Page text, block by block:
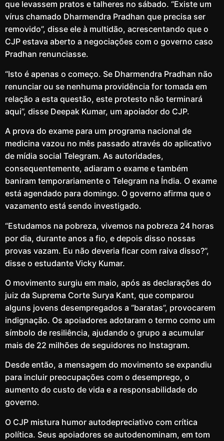
que levassem pratos e talheres no sábado. “Existe um
vírus chamado Dharmendra Pradhan que precisa ser
removido”, disse ele à multidão, acrescentando que o
CJP estava aberto a negociações com o governo caso
Pradhan renunciasse.
“Isto é apenas o começo. Se Dharmendra Pradhan não
renunciar ou se nenhuma providência for tomada em
relação a esta questão, este protesto não terminará
aqui”, disse Deepak Kumar, um apoiador do CJP.
A prova do exame para um programa nacional de
medicina vazou no mês passado através do aplicativo
de mídia social Telegram. As autoridades,
consequentemente, adiaram o exame e também
baniram temporariamente o Telegram na Índia. O exame
está agendado para domingo. O governo afirma que o
vazamento está sendo investigado.
“Estudamos na pobreza, vivemos na pobreza 24 horas
por dia, durante anos a fio, e depois disso nossas
provas vazam. Eu não deveria ficar com raiva disso?”,
disse o estudante Vicky Kumar.
O movimento surgiu em maio, após as declarações do
juiz da Suprema Corte Surya Kant, que comparou
alguns jovens desempregados a “baratas”, provocarem
indignação. Os apoiadores adotaram o termo como um
símbolo de resiliência, ajudando o grupo a acumular
mais de 22 milhões de seguidores no Instagram.
Desde então, a mensagem do movimento se expandiu
para incluir preocupações com o desemprego, o
aumento do custo de vida e a responsabilidade do
governo.
O CJP mistura humor autodepreciativo com crítica
política. Seus apoiadores se autodenominam, em tom